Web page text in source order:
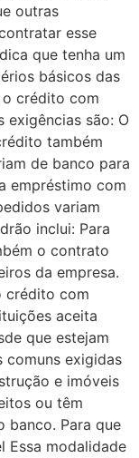
outras
esse
que tenha um
básicos das
crédito com
exigências são: O
também
de banco para
empréstimo com
variam
inclui: Para
o contrato
da empresa.
crédito com
aceita
que estejam
comuns exigidas
e imóveis
ou têm
banco. Para que
Essa modalidade